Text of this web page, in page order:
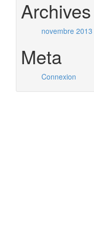
Archives
novembre 2013
Meta
Connexion